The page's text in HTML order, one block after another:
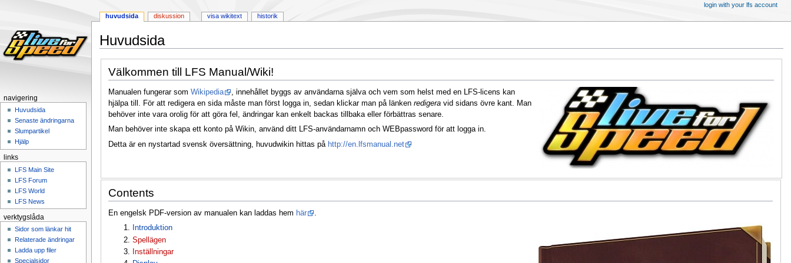
Huvudsida
Hoppa
Hoppa
Välkommen till LFS Manual/Wiki!
Manualen fungerar somWikipedia
, innehållet byggs av användarna själva och vem som helst med en LFS-licens kan
hjälpa till. För att redigera en sida måste man först logga in, sedan klickar man på länkenredigera vid sidans övre kant. Man
behöver inte vara orolig för att göra fel, ändringar kan enkelt backas tillbaka eller förbättras senare.
Man behöver inte skapa ett konto på Wikin, använd ditt LFS-användarnamn och WEBpassword för att logga in.
Detta är en nystartad svensk översättning, huvudwikin hittas på http://en.lfsmanual.net
Contents
En engelsk PDF-version av manualen kan laddas hem här
.
Introduktion
Spellägen
Inställningar
huvudsida diskussion visa wikitext historik
login with your lfs account
navigering
Huvudsida
Senaste ändringarna
Slumpartikel
Hjälp
links
LFS Main Site
LFS Forum
LFS World
LFS News
verktygslåda
Sidor som länkar hit
Relaterade ändringar
Ladda upp filer
Specialsidor